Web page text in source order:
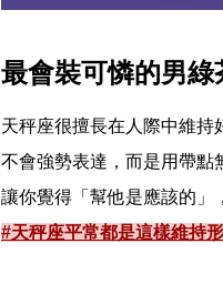
最會裝可憐的男
天秤座很擅長在人際中維持
不會強勢表達，而是用帶點
讓你覺得「幫他是應該的」
#天秤座平常都是這樣維持